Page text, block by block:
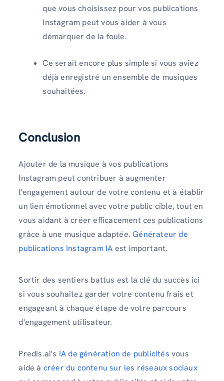
que vous choisissez pour vos publications
Instagram peut vous aider à vous
démarquer de la foule.
Ce serait encore plus simple si vous aviez
déjà enregistré un ensemble de musiques
souhaitées.
Conclusion
Ajouter de la musique à vos publications
Instagram peut contribuer à augmenter
l'engagement autour de votre contenu et à établir
un lien émotionnel avec votre public cible, tout en
vous aidant à créer efficacement ces publications
grâce à une musique adaptée.Générateur de
publications Instagram IA est important.
Sortir des sentiers battus est la clé du succès ici
si vous souhaitez garder votre contenu frais et
engageant à chaque étape de votre parcours
d'engagement utilisateur.
Predis.ai's IA de génération de publicités vous
aide à créer du contenu sur les réseaux sociaux